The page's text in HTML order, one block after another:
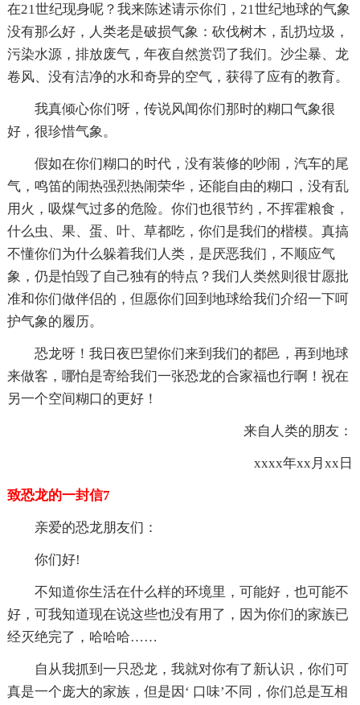
在21世纪现身呢？我来陈述请示你们，21世纪地球的气象
没有那么好，人类老是破损气象：砍伐树木，乱扔垃圾，
污染水源，排放废气，年夜自然赏罚了我们。沙尘暴、龙
卷风、没有洁净的水和奇异的空气，获得了应有的教育。
我真倾心你们呀，传说风闻你们那时的糊口气象很
好，很珍惜气象。
假如在你们糊口的时代，没有装修的吵闹，汽车的尾
气，鸣笛的闹热强烈热闹荣华，还能自由的糊口，没有乱
用火，吸煤气过多的危险。你们也很节约，不挥霍粮食，
什么虫、果、蛋、叶、草都吃，你们是我们的楷模。真搞
不懂你们为什么躲着我们人类，是厌恶我们，不顺应气
象，仍是怕毁了自己独有的特点？我们人类然则很甘愿批
准和你们做伴侣的，但愿你们回到地球给我们介绍一下呵
护气象的履历。
恐龙呀！我日夜巴望你们来到我们的都邑，再到地球
来做客，哪怕是寄给我们一张恐龙的合家福也行啊！祝在
另一个空间糊口的更好！
来自人类的朋友：
xxxx年xx月xx日
致恐龙的一封信7
亲爱的恐龙朋友们：
你们好!
不知道你生活在什么样的环境里，可能好，也可能不
好，可我知道现在说这些也没有用了，因为你们的家族已
经灭绝完了，哈哈哈……
自从我抓到一只恐龙，我就对你有了新认识，你们可
真是一个庞大的家族，但是因‘ 口味’不同，你们总是互相